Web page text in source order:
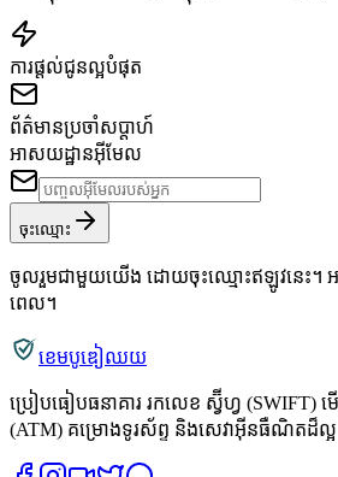
ការផ្តល់ជូនល្អបំផុត
ព័ត៌មានប្រចាំសប្តាហ៍
អាសយដ្ឋានអ៊ីមែល
ចុះឈ្មោះ
ចូលរួមជាមួយយើង ដោយចុះឈ្មោះឥឡូវនេះ។ អ
ពេល។
ខេមបូឌៀឈយ
ប្រៀបធៀបធនាគារ រកលេខ ស្វ៊ីហ្វ (SWIFT)
(ATM) គម្រោងទូរស័ព្ទ និងសេវាអ៊ីនធឺណិតដ៏ល្អ